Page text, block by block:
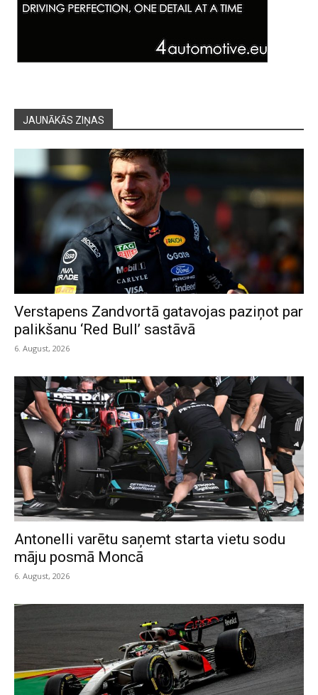
JAUNĀKĀS ZIŅAS
Verstapens Zandvortā gatavojas paziņot par
palikšanu ‘Red Bull’ sastāvā
6. August, 2026
Antonelli varētu saņemt starta vietu sodu
māju posmā Moncā
6. August, 2026